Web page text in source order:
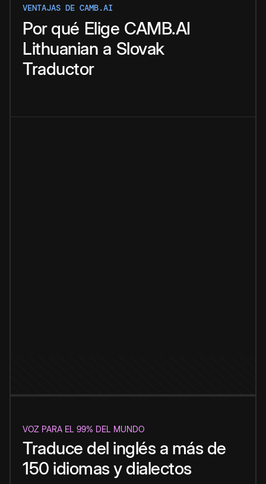
VENTAJAS DE CAMB.AI
Por qué Elige CAMB.AI
Lithuanian a Slovak
Traductor
VOZ PARA EL 99% DEL MUNDO
Traduce del inglés a más de
150 idiomas y dialectos